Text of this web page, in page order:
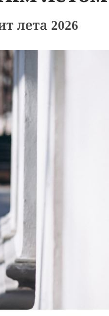
лета 2026